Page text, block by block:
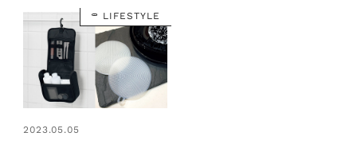
LIFESTYLE
2023.05.05